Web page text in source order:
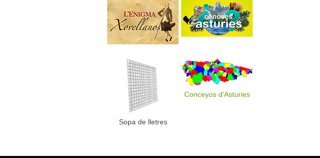
Sopa de lletres
Conceyos d'Asturies